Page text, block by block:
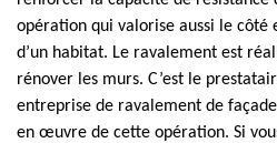
opération qui valorise aussi le côté
d’un habitat. Le ravalement est
rénover les murs. C’est le
entreprise de ravalement de
en œuvre de cette opération. Si